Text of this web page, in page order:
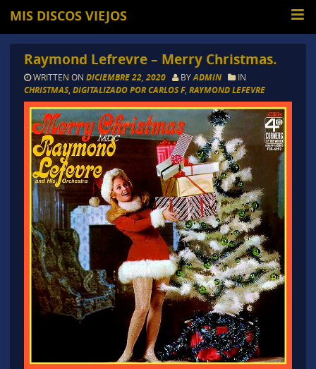
MIS DISCOS VIEJOS
Raymond Lefrevre – Merry Christmas.
WRITTEN ON DICIEMBRE 22, 2020 BYADMIN IN
CHRISTMAS, DIGITALIZADO POR CARLOS F, RAYMOND LEFEVRE